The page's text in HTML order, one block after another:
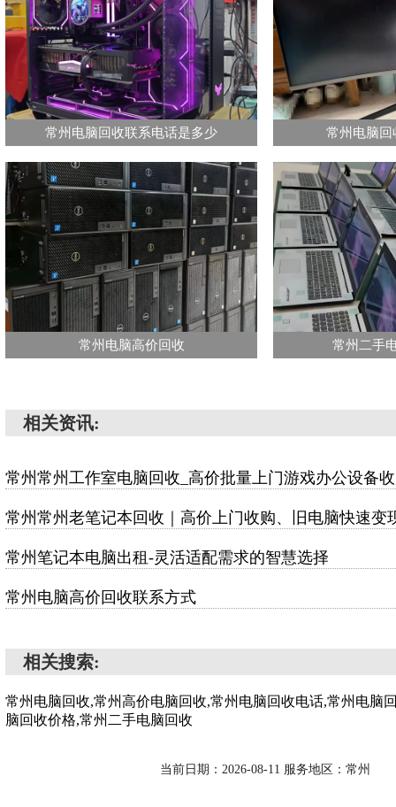
常州电脑回收联系电话是多少 常州电脑
常州电脑高价回收 常州二手
相关资讯:
常州常州工作室电脑回收_高价批量上门游戏办公设备
常州常州老笔记本回收｜高价上门收购、旧电脑快速变
常州笔记本电脑出租-灵活适配需求的智慧选择
常州电脑高价回收联系方式
相关搜索:
常州电脑回收,常州高价电脑回收,常州电脑回收电话,常州电脑
脑回收价格,常州二手电脑回收
当前日期：2026-08-11 服务地区：常州